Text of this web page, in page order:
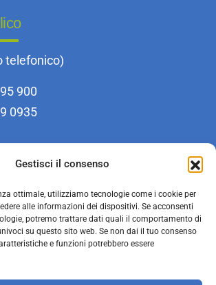
Gestisci il consenso
ottimale, utilizziamo tecnologie come i cookie per
alle informazioni dei dispositivi. Se acconsenti
potremo trattare dati quali il comportamento di
su questo sito web. Se non dai il tuo consenso
e funzioni potrebbero essere
telefonico)
900
0935